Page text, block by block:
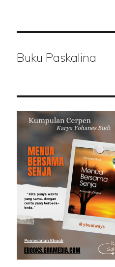
Buku Paskalina